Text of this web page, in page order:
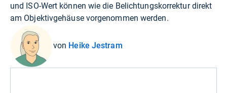
und ISO-Wert können wie die Belichtungskorrektur direkt
am Objektivgehäuse vorgenommen werden.
von Heike Jestram